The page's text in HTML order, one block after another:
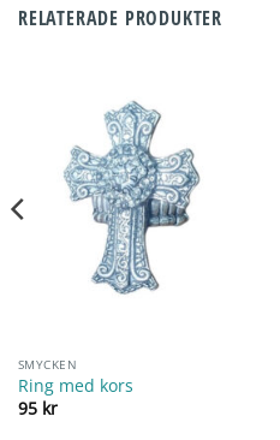
RELATERADE PRODUKTER
SMYCKEN
Ring med kors
95 kr